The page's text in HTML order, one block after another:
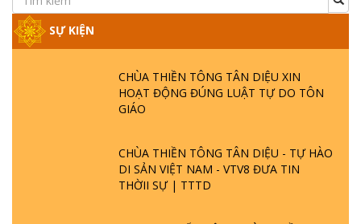
SỰ KIỆN
CHÙA THIỀN TÔNG TÂN DIỆU XIN
HOẠT ĐỘNG ĐÚNG LUẬT TỰ DO TÔN
GIÁO
CHÙA THIỀN TÔNG TÂN DIỆU - TỰ HÀO
DI SẢN VIỆT NAM - VTV8 ĐƯA TIN
THỜII SỰ | TTTD